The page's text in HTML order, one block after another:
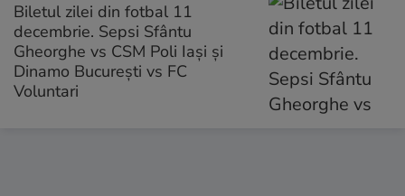
Biletul zilei din fotbal 11
decembrie. Sepsi Sfântu
Gheorghe vs CSM Poli Iași și
Dinamo București vs FC
Voluntari